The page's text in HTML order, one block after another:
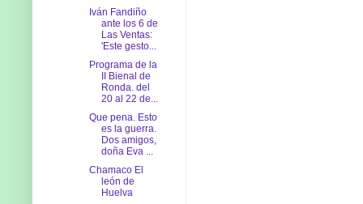
Iván Fandiño
ante los 6 de
Las Ventas:
'Este gesto...
Programa de la
II Bienal de
Ronda. del
20 al 22 de...
Que pena. Esto
es la guerra.
Dos amigos,
doña Eva ...
Chamaco El
león de
Huelva